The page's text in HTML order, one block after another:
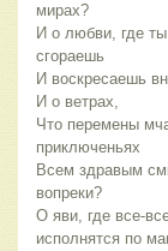
мирах?
И о любви, где
сгораешь
И воскресаешь
И о ветрах,
Что перемены
приключеньях
Всем здравым
вопреки?
О яви, где все-
исполнятся по